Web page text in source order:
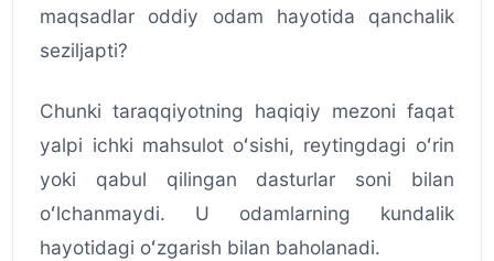
maqsadlar oddiy odam hayotida qanchalik
seziljapti?
Chunki taraqqiyotning haqiqiy mezoni faqat
yalpi ichki mahsulot oʻsishi, reytingdagi oʻrin
yoki qabul qilingan dasturlar soni bilan
oʻlchanmaydi. U odamlarning kundalik
hayotidagi oʻzgarish bilan baholanadi.